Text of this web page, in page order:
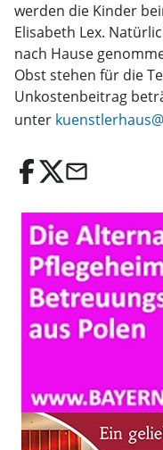
werden die Kinder
Elisabeth Lex.
nach Hause
Obst stehen für die
Unkostenbeitrag
unter
email